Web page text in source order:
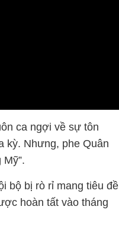
ca ngợi về sự tôn
kỳ. Nhưng, phe Quân
bộ bị rò rỉ mang tiêu đề
hoàn tất vào tháng